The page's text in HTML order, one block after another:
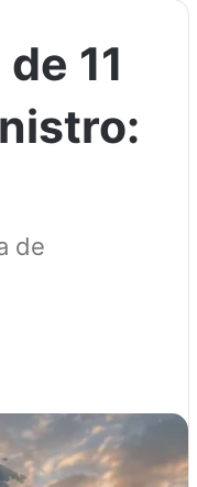
11
de